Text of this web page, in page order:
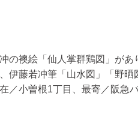
の襖絵「仙人掌群鶏図」が
伊藤若冲筆「山水図」「野晒
在／小曽根1丁目、最寄／阪急